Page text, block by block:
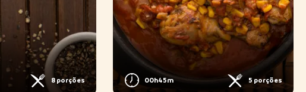
8 porções 00h45m 5 porções